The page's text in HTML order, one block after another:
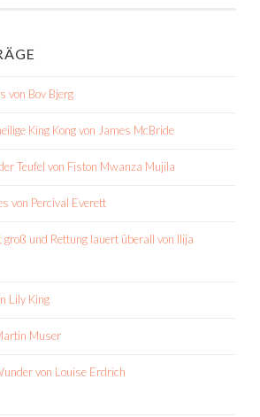
von Bov Bjerg
King Kong von James McBride
Teufel von Fiston Mwanza Mujila
von Percival Everett
und Rettung lauert überall von Ilija
Lily King
Muser
von Louise Erdrich